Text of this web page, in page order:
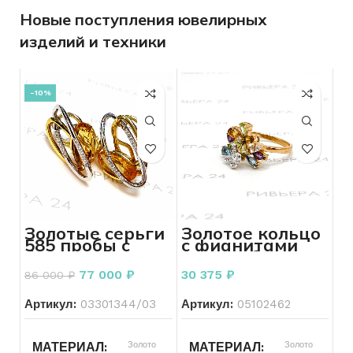
Новые поступления ювелирных
изделий и техники
-10%
Золотые серьги
585 пробы с
бриллиантами
7.64 грамм
86 000₽ 77 000 ₽
Артикул: 03301344/03
МАТЕРИАЛ Золото
Золотое кольцо
с фианитами
585 проба 4,05
грамм 18 р-р
30 375 ₽
Артикул: 05102462
МАТЕРИАЛ Золото